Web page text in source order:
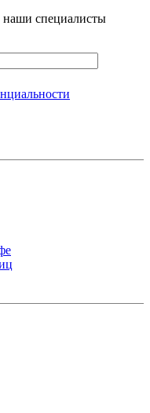
наши специалисты